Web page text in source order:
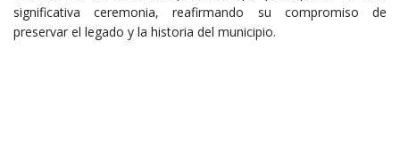
significativa ceremonia, reafirmando su compromiso de
preservar el legado y la historia del municipio.